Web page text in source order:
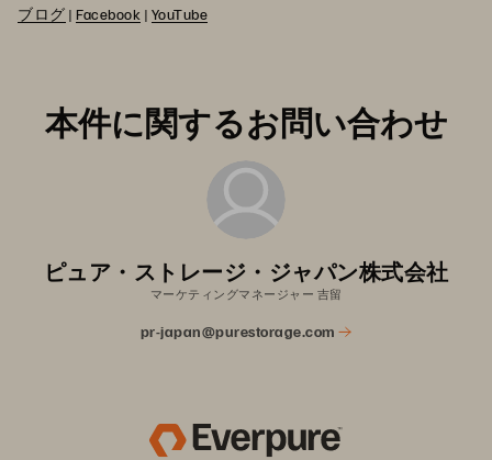
ブログ | Facebook | YouTube
本件に関するお問い合わせ
ピュア・ストレージ・ジャパン株式会社
マーケティングマネージャー 吉留
pr-japan@purestorage.com